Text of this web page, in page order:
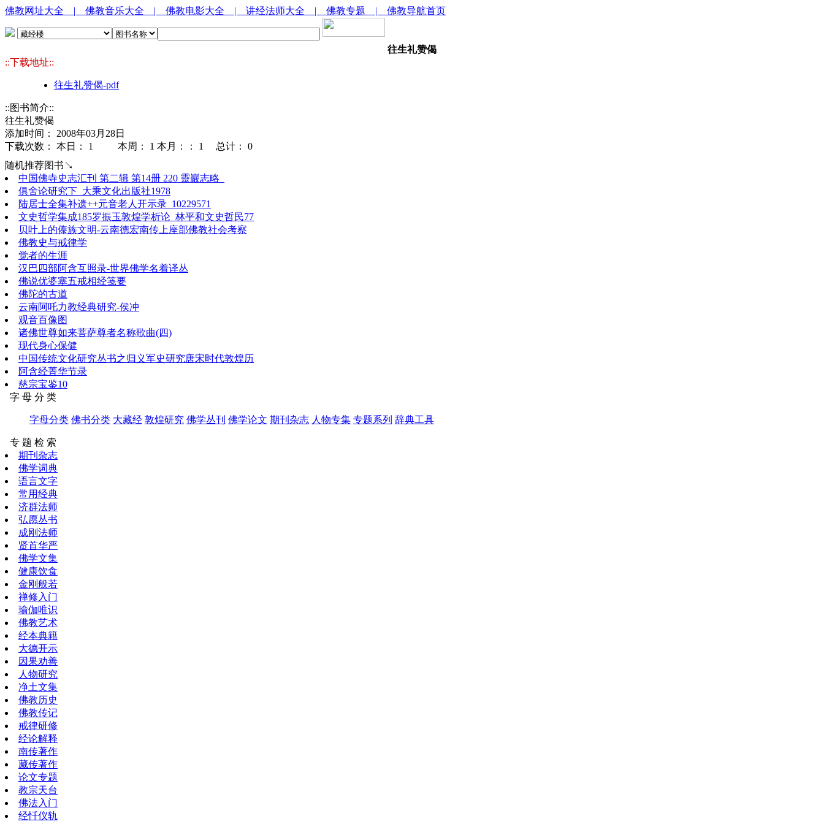
佛教网址大全 | 佛教音乐大全 | 佛教电影大全 | 讲经法师大全 | 佛教专题 | 佛教导航首页
往生礼赞偈
::下载地址::
往生礼赞偈-pdf
::图书简介::
往生礼赞偈
添加时间： 2008年03月28日
下载次数： 本日： 1 本周： 1 本月：： 1 总计： 0
随机推荐图书↘
中国佛寺史志汇刊 第二辑 第14册 220 靈巖志略_
俱舍论研究下_大乘文化出版社1978
陆居士全集补遗++元音老人开示录_10229571
文史哲学集成185罗振玉敦煌学析论_林平和文史哲民77
贝叶上的傣族文明-云南德宏南传上座部佛教社会考察
佛教史与戒律学
觉者的生涯
汉巴四部阿含互照录-世界佛学名着译丛
佛说优婆塞五戒相经笺要
佛陀的古道
云南阿吒力教经典研究-侯冲
观音百像图
诸佛世尊如来菩萨尊者名称歌曲(四)
现代身心保健
中国传统文化研究丛书之归义军史研究唐宋时代敦煌历
阿含经菁华节录
慈宗宝鉴10
字 母 分 类
字母分类 佛书分类 大藏经 敦煌研究 佛学丛刊 佛学论文 期刊杂志 人物专集 专题系列 辞典工具
专 题 检 索
期刊杂志
佛学词典
语言文字
常用经典
济群法师
弘愿丛书
成刚法师
贤首华严
佛学文集
健康饮食
金刚般若
禅修入门
瑜伽唯识
佛教艺术
经本典籍
大德开示
因果劝善
人物研究
净土文集
佛教历史
佛教传记
戒律研修
经论解释
南传著作
藏传著作
论文专题
教宗天台
佛法入门
经忏仪轨